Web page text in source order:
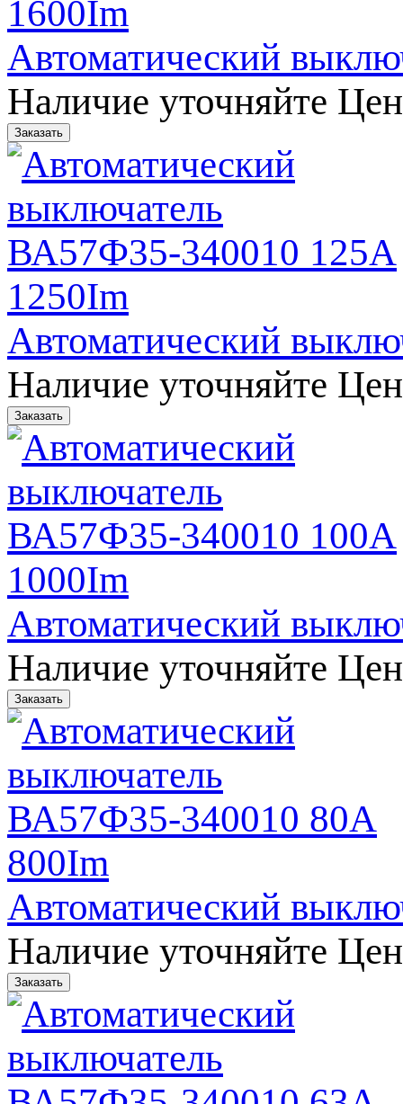
Автоматический
Наличие уточняйте
Автоматический
Наличие уточняйте
Автоматический
Наличие уточняйте
Автоматический
Наличие уточняйте